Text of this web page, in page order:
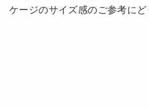
ケージのサイズ感のご参考にど